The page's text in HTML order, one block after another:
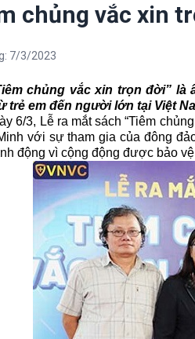
chủng vắc xin
7/3/2023
chủng vắc xin trọn đời”
trẻ em đến người lớn tại Việt
6/3, Lễ ra mắt sách “Tiêm
với sự tham gia của đông
động vì cộng động được bảo